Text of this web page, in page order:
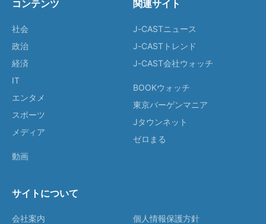
コンテンツ
社会
政治
経済
IT
エンタメ
スポーツ
メディア
動画
関連サイト
J-CASTニュース
J-CASTトレンド
J-CAST会社ウォッチ
BOOKウォッチ
東京バーゲンマニア
Jタウンネット
ゼロまる
サイトについて
会社案内
個人情報保護方針